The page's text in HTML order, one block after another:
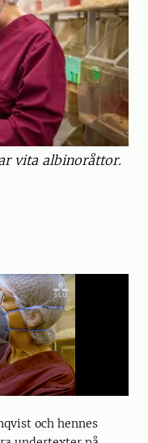
vita albinoråttor.
och hennes